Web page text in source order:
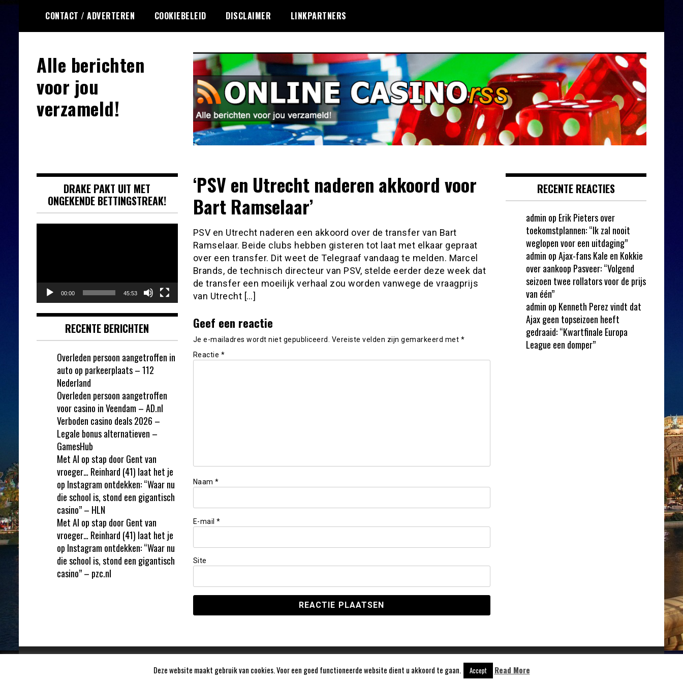
de
CONTACT / ADVERTEREN COOKIEBELEID DISCLAIMER LINKPARTNERS
Alle berichten
voor jou
verzameld!
‘PSV en Utrecht naderen akkoord voor
Bart Ramselaar’
PSV en Utrecht naderen een akkoord over de transfer van Bart
Ramselaar. Beide clubs hebben gisteren tot laat met elkaar gepraat
over een transfer. Dit weet de Telegraaf vandaag te melden. Marcel
Brands, de technisch directeur van PSV, stelde eerder deze week dat
de transfer een moeilijk verhaal zou worden vanwege de vraagprijs
van Utrecht […]
Geef een reactie
Je e-mailadres wordt niet gepubliceerd. Vereiste velden zijn gemarkeerd met *
Reactie *
Naam *
E-mail *
Site
DRAKE PAKT UIT MET
ONGEKENDE BETTINGSTREAK!
00:00 45:53
RECENTE BERICHTEN
Overleden persoon aangetroffen in
auto op parkeerplaats – 112
Nederland
Overleden persoon aangetroffen
voor casino in Veendam – AD.nl
Verboden casino deals 2026 –
Legale bonus alternatieven –
GamesHub
Met AI op stap door Gent van
vroeger… Reinhard (41) laat het je
op Instagram ontdekken: “Waar nu
die school is, stond een gigantisch
casino” – HLN
Met AI op stap door Gent van
vroeger… Reinhard (41) laat het je
op Instagram ontdekken: “Waar nu
die school is, stond een gigantisch
casino” – pzc.nl
RECENTE REACTIES
admin op Erik Pieters over
toekomstplannen: “Ik zal nooit
weglopen voor een uitdaging”
admin opAjax-fans Kale en Kokkie
over aankoop Pasveer: “Volgend
seizoen twee rollators voor de prijs
van één”
admin op Kenneth Perez vindt dat
Ajax geen topseizoen heeft
gedraaid: “Kwartfinale Europa
League een domper”
Deze website maakt gebruik van cookies. Voor een goed functioneerde website dient u akkoord te gaan. Accept Read More